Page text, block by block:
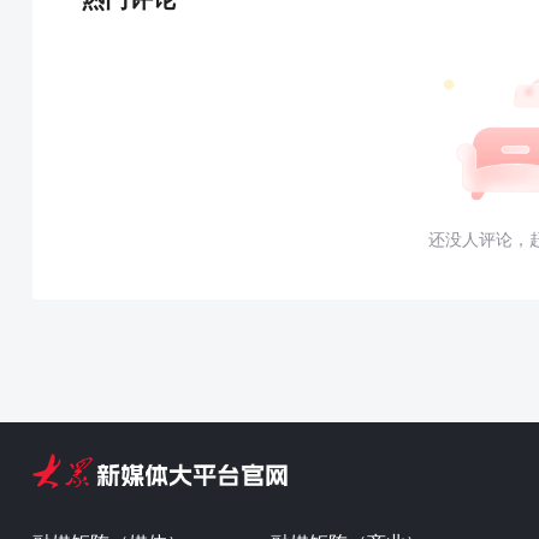
还没人评论，